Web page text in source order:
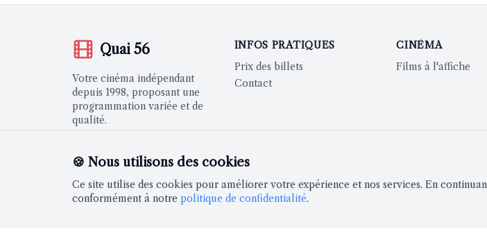
Quai 56
Votre cinéma indépendant
depuis 1998, proposant une
programmation variée et de
qualité.
INFOS PRATIQUES
Prix des billets
Contact
CINÉMA
Films à l'affiche
RESTEZ INFORMÉS
🍪 Nous utilisons des cookies
Ce site utilise des cookies pour améliorer votre expérience et nos services. En
conformément à notre politique de confidentialité.